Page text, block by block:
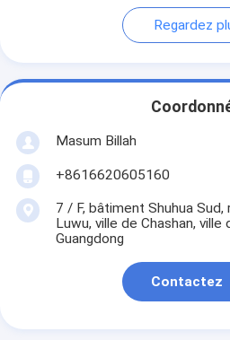
Regardez
Masum Billah
+8616620605160
7 / F, bâtiment Shuhua Sud,
Luwu, ville de Chashan,
Guangdong
Contactez